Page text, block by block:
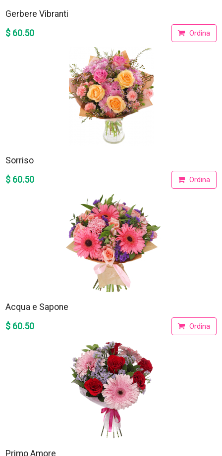
Gerbere Vibranti
$ 60.50
Ordina
Sorriso
$ 60.50
Ordina
Acqua e Sapone
$ 60.50
Ordina
Primo Amore